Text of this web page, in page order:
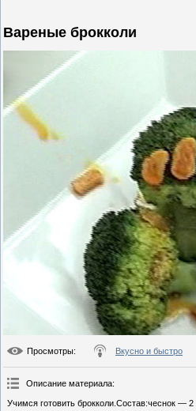
Вареные брокколи
Просмотры: Вкусно и быстро
Описание материала:
Учимся готовить брокколи.Состав:чеснок —